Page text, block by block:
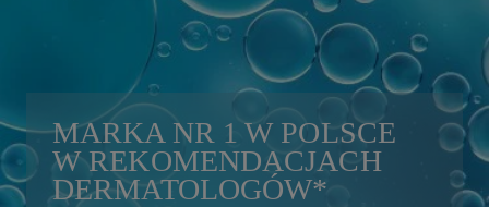
MARKA NR 1 W POLSCE
W REKOMENDACJACH
DERMATOLOGÓW*